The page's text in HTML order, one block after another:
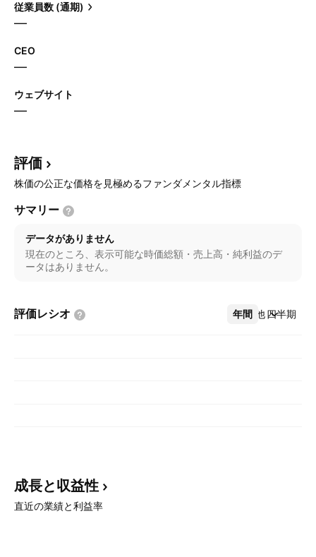
従業員数 (通期)
—
CEO
—
ウェブサイト
—
評価
株価の公正な価格を見極めるファンダメンタル指標
サマリー
データがありません
現在のところ、表示可能な時価総額・売上高・純利益のデ
ータはありません。
評価レシオ 年間 四半期
その他
成長と収益性
直近の業績と利益率